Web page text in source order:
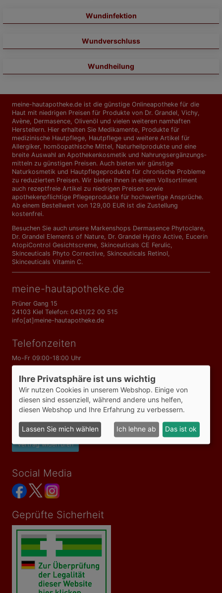
Wundinfektion
Wundverschluss
Wundheilung
meine-hautapotheke.de ist die günstige Onlineapotheke für die
Haut mit niedrigen Preisen für Produkte von Dr. Grandel, Vichy,
Avène, Dermasence, Olivenöl und vielen weiteren namhaften
Herstellern. Hier erhalten Sie Medikamente, Produkte für
medizinische Hautpflege, Hautpflege und weitere Artikel für
Allergiker, homöopathische Mittel, Naturheilprodukte und eine
breite Auswahl an Apothekenkosmetik und Nahrungs­ergänzungs­
mitteln zu günstigen Preisen. Auch bieten wir günstige
Naturkosmetik und Hautpflegeprodukte für chronische Probleme
zu reduzierten Preisen. Wir bieten Ihnen in einem Vollsortiment
auch rezeptfreie Artikel zu niedrigen Preisen sowie
apothekenpflichtige Pflegeprodukte für hochwertige Ansprüche.
Ab einem Bestellwert von 129,00 EUR ist die Zustellung
kostenfrei.
Besuchen Sie auch unsere Markenshops Dermasence Phytoclare
Dr. Grandel Elements of Nature Dr. Grandel Hydro Active Eucerin
AtopiControl Gesichtscreme Skinceuticals CE Ferulic
Skinceuticals Phyto Corrective Skinceuticals Retinol
Skinceuticals Vitamin C.
meine-hautapotheke.de
Prüner Gang 15
24103 Kiel Telefon: 0431/22 00 515
info[at]meine-hautapotheke.de
Telefonzeiten
Mo-Fr 09:00-18:00 Uhr
Informationen
AGB
Impressum
Datenschutzerklärung
Versandkosten
Bezahlmöglichkeiten
Vertrag widerrufen
Social Media
Geprüfte Sicherheit
Ihre Privatsphäre ist uns wichtig
Wir nutzen Cookies in unserem Webshop. Einige von
diesen sind essenziell, während andere uns helfen,
diesen Webshop und Ihre Erfahrung zu verbessern.
Lassen Sie mich wählen Ich lehne ab Das ist ok